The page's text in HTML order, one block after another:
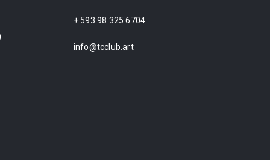
+ 593 98 325 6704
info@tcclub.art